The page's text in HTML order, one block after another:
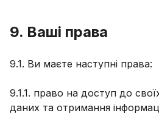
9. Ваші права
9.1. Ви маєте наступні права:
9.1.1. право на доступ до
даних та отримання